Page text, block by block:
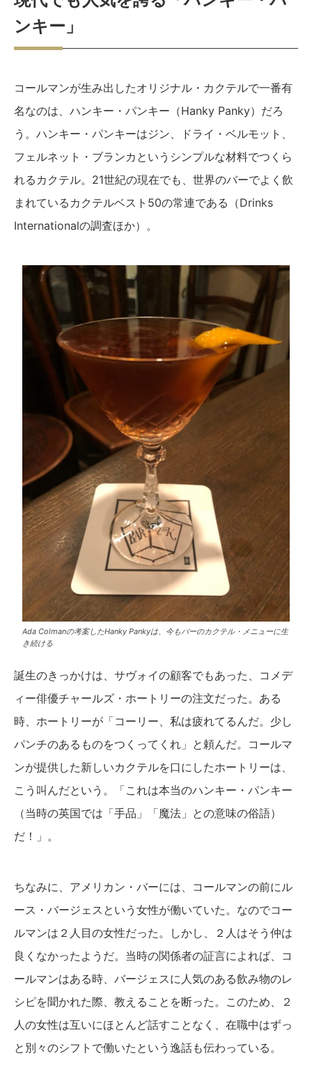
ンキー」
コールマンが生み出したオリジナル・カクテルで一番有
名なのは、ハンキー・パンキー（Hanky Panky）だろ
う。ハンキー・パンキーはジン、ドライ・ベルモット、
フェルネット・ブランカというシンプルな材料でつくら
れるカクテル。21世紀の現在でも、世界のバーでよく飲
まれているカクテルベスト50の常連である（Drinks
Internationalの調査ほか）。
Ada Colmanの考案したHanky Pankyは、今もバーのカクテル・メニューに生
き続ける
誕生のきっかけは、サヴォイの顧客でもあった、コメデ
ィー俳優チャールズ・ホートリーの注文だった。ある
時、ホートリーが「コーリー、私は疲れてるんだ。少し
パンチのあるものをつくってくれ」と頼んだ。コールマ
ンが提供した新しいカクテルを口にしたホートリーは、
こう叫んだという。「これは本当のハンキー・パンキー
（当時の英国では「手品」「魔法」との意味の俗語）
だ！」。
ちなみに、アメリカン・バーには、コールマンの前にル
ース・バージェスという女性が働いていた。なのでコー
ルマンは２人目の女性だった。しかし、２人はそう仲は
良くなかったようだ。当時の関係者の証言によれば、コ
ールマンはある時、バージェスに人気のある飲み物のレ
シピを聞かれた際、教えることを断った。このため、２
人の女性は互いにほとんど話すことなく、在職中はずっ
と別々のシフトで働いたという逸話も伝わっている。